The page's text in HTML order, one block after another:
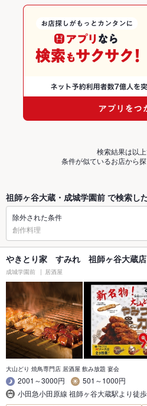
検索結果は以上
条件が似ているお店から
祖師ヶ谷大蔵・成城学園前 で検索し
除外された条件
創作料理
やきとり家 すみれ 祖師ヶ谷大蔵店
成城学園前 居酒屋
大山どり 焼鳥専門店 居酒屋 飲み放題 宴会
2001～3000円
501～1000円
小田急小田原線 祖師ヶ谷大蔵駅より徒